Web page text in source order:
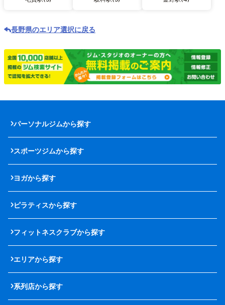
長野県のエリア選択に戻る
パーソナルジムから探す
スポーツジムから探す
ヨガから探す
ピラティスから探す
フィットネスクラブから探す
エリアから探す
系列店から探す